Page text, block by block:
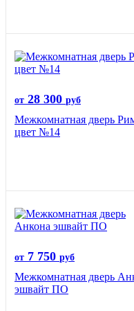
от 28 300 руб
Межкомнатная дверь
цвет №14
от 7 750 руб
Межкомнатная дверь
эшвайт ПО